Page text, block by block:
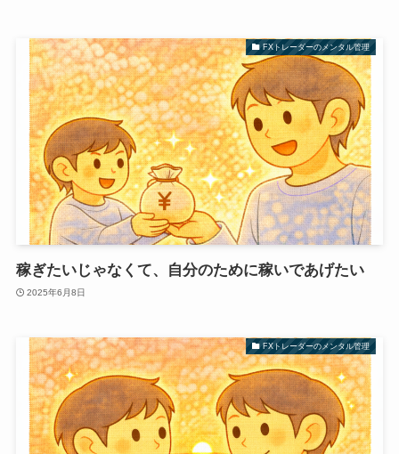
FXトレーダーのメンタル管理
稼ぎたいじゃなくて、自分のために稼いであげたい
2025年6月8日
FXトレーダーのメンタル管理